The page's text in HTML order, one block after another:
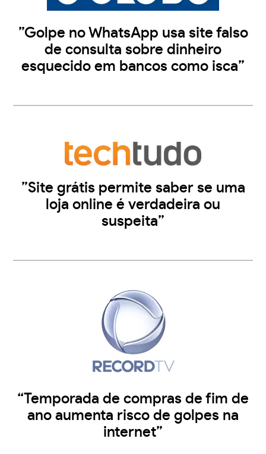
”Golpe no WhatsApp usa site falso
de consulta sobre dinheiro
esquecido em bancos como isca”
”Site grátis permite saber se uma
loja online é verdadeira ou
suspeita”
“Temporada de compras de fim de
ano aumenta risco de golpes na
internet”